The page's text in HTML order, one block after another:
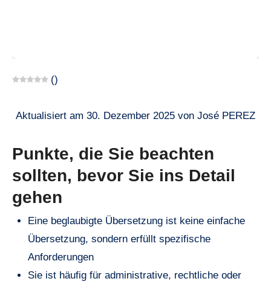
()
Aktualisiert am 30. Dezember 2025 von José PEREZ
Punkte, die Sie beachten
sollten, bevor Sie ins Detail
gehen
Eine beglaubigte Übersetzung ist keine einfache
Übersetzung, sondern erfüllt spezifische
Anforderungen
Sie ist häufig für administrative, rechtliche oder